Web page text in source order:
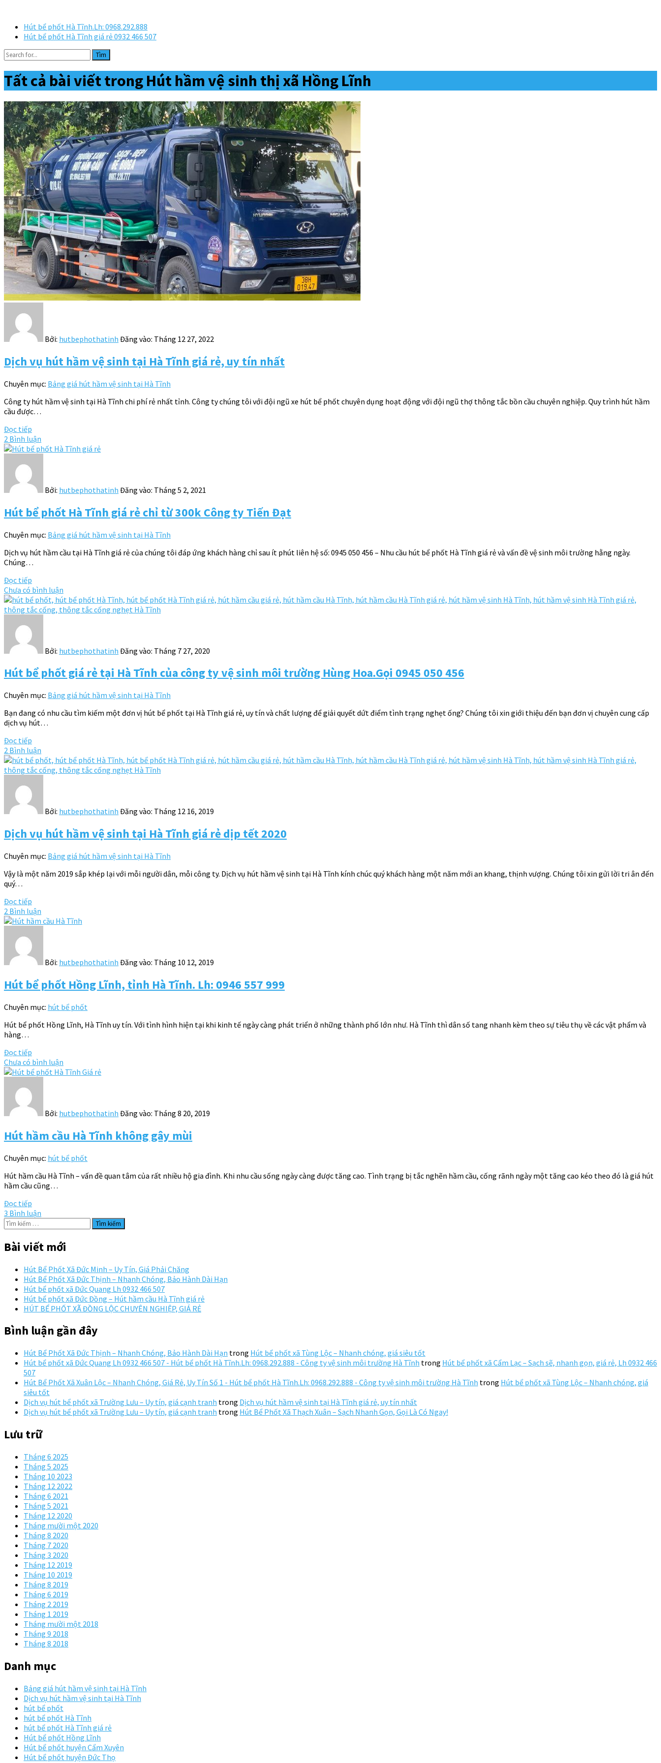
Hút bể phốt Hà Tĩnh.Lh: 0968.292.888
Hút bể phốt Hà Tĩnh giá rẻ 0932 466 507
Tìm
Tất cả bài viết trong Hút hầm vệ sinh thị xã Hồng Lĩnh
Bởi: hutbephothatinh Đăng vào: Tháng 12 27, 2022
Dịch vụ hút hầm vệ sinh tại Hà Tĩnh giá rẻ, uy tín nhất
Chuyên mục: Bảng giá hút hầm vệ sinh tại Hà Tĩnh
Công ty hút hầm vệ sinh tại Hà Tĩnh chi phí rẻ nhất tỉnh. Công ty chúng tôi với đội ngũ xe hút bể phốt chuyên dụng hoạt động với đội ngũ thợ thông tắc bồn cầu chuyên nghiệp. Quy trình hút hầm
cầu được…
Đọc tiếp
2 Bình luận
Bởi: hutbephothatinh Đăng vào: Tháng 5 2, 2021
Hút bể phốt Hà Tĩnh giá rẻ chỉ từ 300k Công ty Tiến Đạt
Chuyên mục: Bảng giá hút hầm vệ sinh tại Hà Tĩnh
Dịch vụ hút hầm cầu tại Hà Tĩnh giá rẻ của chúng tôi đáp ứng khách hàng chỉ sau ít phút liên hệ số: 0945 050 456 – Nhu cầu hút bể phốt Hà Tĩnh giá rẻ và vấn đề vệ sinh môi trường hằng ngày.
Chúng…
Đọc tiếp
Chưa có bình luận
Bởi: hutbephothatinh Đăng vào: Tháng 7 27, 2020
Hút bể phốt giá rẻ tại Hà Tĩnh của công ty vệ sinh môi trường Hùng Hoa.Gọi 0945 050 456
Chuyên mục: Bảng giá hút hầm vệ sinh tại Hà Tĩnh
Bạn đang có nhu cầu tìm kiếm một đơn vị hút bể phốt tại Hà Tĩnh giá rẻ, uy tín và chất lượng để giải quyết dứt điểm tình trạng nghẹt ống? Chúng tôi xin giới thiệu đến bạn đơn vị chuyên cung cấp
dịch vụ hút…
Đọc tiếp
2 Bình luận
Bởi: hutbephothatinh Đăng vào: Tháng 12 16, 2019
Dịch vụ hút hầm vệ sinh tại Hà Tĩnh giá rẻ dịp tết 2020
Chuyên mục: Bảng giá hút hầm vệ sinh tại Hà Tĩnh
Vậy là một năm 2019 sắp khép lại với mỗi người dân, mỗi công ty. Dịch vụ hút hầm vệ sinh tại Hà Tĩnh kính chúc quý khách hàng một năm mới an khang, thịnh vượng. Chúng tôi xin gửi lời tri ân đến
quý…
Đọc tiếp
2 Bình luận
Bởi: hutbephothatinh Đăng vào: Tháng 10 12, 2019
Hút bể phốt Hồng Lĩnh, tỉnh Hà Tĩnh. Lh: 0946 557 999
Chuyên mục: hút bể phốt
Hút bể phốt Hồng Lĩnh, Hà Tĩnh uy tín. Với tình hình hiện tại khi kinh tế ngày càng phát triển ở những thành phố lớn như. Hà Tĩnh thì dân số tang nhanh kèm theo sự tiêu thụ về các vật phẩm và
hàng…
Đọc tiếp
Chưa có bình luận
Bởi: hutbephothatinh Đăng vào: Tháng 8 20, 2019
Hút hầm cầu Hà Tĩnh không gây mùi
Chuyên mục: hút bể phốt
Hút hầm cầu Hà Tĩnh – vấn đề quan tâm của rất nhiều hộ gia đình. Khi nhu cầu sống ngày càng được tăng cao. Tình trạng bị tắc nghẽn hầm cầu, cống rãnh ngày một tăng cao kéo theo đó là giá hút
hầm cầu cũng…
Đọc tiếp
3 Bình luận
Tìm
kiếm
cho:
Bài viết mới
Hút Bể Phốt Xã Đức Minh – Uy Tín, Giá Phải Chăng
Hút Bể Phốt Xã Đức Thịnh – Nhanh Chóng, Bảo Hành Dài Hạn
Hút bể phốt xã Đức Quang Lh 0932 466 507
Hút bể phốt xã Đức Đồng – Hút hầm cầu Hà Tĩnh giá rẻ
HÚT BỂ PHỐT XÃ ĐỒNG LỘC CHUYÊN NGHIỆP, GIÁ RẺ
Bình luận gần đây
Hút Bể Phốt Xã Đức Thịnh – Nhanh Chóng, Bảo Hành Dài Hạn trong Hút bể phốt xã Tùng Lộc – Nhanh chóng, giá siêu tốt
Hút bể phốt xã Đức Quang Lh 0932 466 507 - Hút bể phốt Hà Tĩnh.Lh: 0968.292.888 - Công ty vệ sinh môi trường Hà Tĩnh trong Hút bể phốt xã Cẩm Lạc – Sạch sẽ, nhanh gọn, giá rẻ, Lh 0932 466
507
Hút Bể Phốt Xã Xuân Lộc – Nhanh Chóng, Giá Rẻ, Uy Tín Số 1 - Hút bể phốt Hà Tĩnh.Lh: 0968.292.888 - Công ty vệ sinh môi trường Hà Tĩnh trong Hút bể phốt xã Tùng Lộc – Nhanh chóng, giá
siêu tốt
Dịch vụ hút bể phốt xã Trường Lưu – Uy tín, giá cạnh tranh trong Dịch vụ hút hầm vệ sinh tại Hà Tĩnh giá rẻ, uy tín nhất
Dịch vụ hút bể phốt xã Trường Lưu – Uy tín, giá cạnh tranh trong Hút Bể Phốt Xã Thạch Xuân – Sạch Nhanh Gọn, Gọi Là Có Ngay!
Lưu trữ
Tháng 6 2025
Tháng 5 2025
Tháng 10 2023
Tháng 12 2022
Tháng 6 2021
Tháng 5 2021
Tháng 12 2020
Tháng mười một 2020
Tháng 8 2020
Tháng 7 2020
Tháng 3 2020
Tháng 12 2019
Tháng 10 2019
Tháng 8 2019
Tháng 6 2019
Tháng 2 2019
Tháng 1 2019
Tháng mười một 2018
Tháng 9 2018
Tháng 8 2018
Danh mục
Bảng giá hút hầm vệ sinh tại Hà Tĩnh
Dịch vụ hút hầm vệ sinh tại Hà Tĩnh
hút bể phốt
hút bể phốt Hà Tĩnh
hút bể phốt Hà Tĩnh giá rẻ
Hút bể phốt Hồng Lĩnh
Hút bể phốt huyện Cẩm Xuyên
Hút bể phốt huyện Đức Thọ